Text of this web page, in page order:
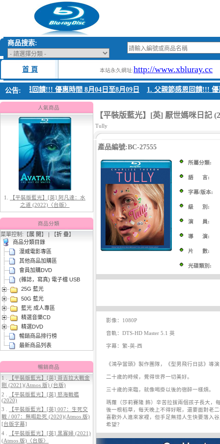
商品搜索:
首 頁 本站永久網址:http://www.xbluray.cc
公告:
節感恩回饋!!! 優惠時間 8月04日至8月09日 1. 父親節感恩回饋!!! 優
人氣商品
1.【平裝版藍光】[英] 阿凡達：水
之道 (2022)〈台版〉
(2026)[台版字幕]
3. 【平裝版藍光】[英] 曼達洛人與
古古 (2026)[台版字幕]
4.【平裝版藍光】[英] 穿著PRADA
的惡魔 2 (2026)[台版字幕]
商品分類
菜單控制:【展 開】 | 【折 疊】
商品分類目錄
漫威電影專區
其他商品加購區
會員加購DVD
(雜誌，寫真) 電子檔 USB
25G 藍光
50G 藍光
藍光 成人專區
精選音樂CD
精選DVD
暢銷商品排行榜
最新商品列表
暢銷商品
1 .
【平裝版藍光】[英] 哥吉拉大戰金
剛 (2021)(Atmos 版) (台版)
2 .
【平裝版藍光】[英] 怒海戰艦
(2020)
3 .
【平裝版藍光】[英] 007：生死交
戰 / 007：無暇赴死 (2020)(Atmos 版)
[台版字幕]
4 .
【平裝版藍光】[英] 黑寡婦 (2021)
(Atmos 版)〈台版〉
【平裝版藍光】[英] 厭世媽咪日記
Tully
產品編號:BC-27555
所屬分類:
語 言:
字幕/版本:
級 別:
演 員:
導 演:
片 數:
光碟類別:
影像：1080P
音軌：DTS-HD Master 5.1 英
字幕：繁-英-西
《鴻孕當頭》製作團隊，《型男飛行日誌》導
二十歲的時候，覺得世界一切美好。
三十歲的來臨，就像喝掛以後的宿醉一樣煩。
瑪蘿（莎莉賽隆 飾）辛苦拉拔兩個孩子長大，
後一根稻草，每天晚上不得好眠，還要面對老
喜歡外人進來家裡，但手足無措人生快要落入
希望？